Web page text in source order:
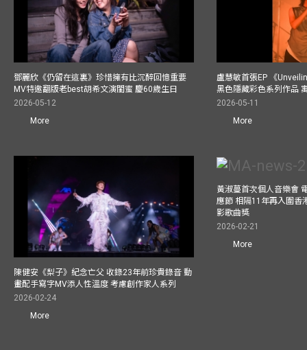
鄧麗欣《仍留在這裏》珍惜擁有比沉醉回憶重要
MV特邀翻版老best胡希文演閨蜜 慶60歲生日
2026-05-12
More
盧慧敏首張EP 《
黑色隱藏彩色系列作品
2026-05-11
More
陳健安《梨子》紀念亡父 收錄23年前珍貴錄音 動
畫配手寫字MV添人性溫度 考慮創作家人系列
2026-02-24
More
黃淑蔓首次個人音樂會
應節 相隔11年再入圍香
影歌曲獎
2026-02-21
More